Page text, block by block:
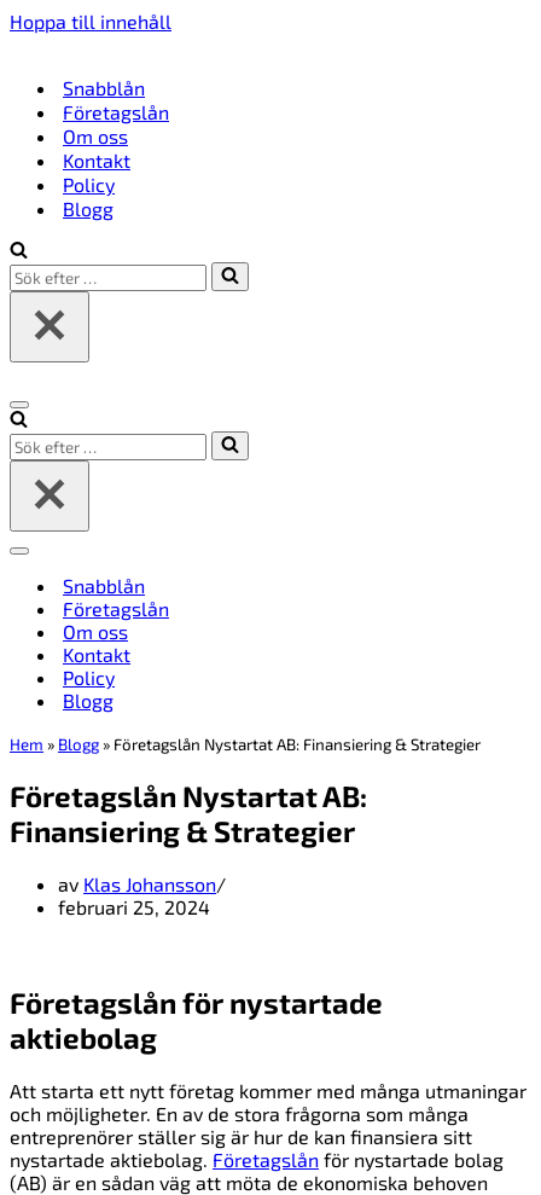
Hoppa till innehåll
Snabblån
Företagslån
Om oss
Kontakt
Policy
Blogg
Sök
efter
Navigeringsmeny
Sök
efter
Navigeringsmeny
Snabblån
Företagslån
Om oss
Kontakt
Policy
Blogg
Hem » Blogg » Företagslån Nystartat AB: Finansiering & Strategier
Företagslån Nystartat AB:
Finansiering & Strategier
av Klas Johansson
februari 25, 2024
Företagslån för nystartade
aktiebolag
Att starta ett nytt företag kommer med många utmaningar
och möjligheter. En av de stora frågorna som många
entreprenörer ställer sig är hur de kan finansiera sitt
nystartade aktiebolag. Företagslån för nystartade bolag
(AB) är en sådan väg att möta de ekonomiska behoven